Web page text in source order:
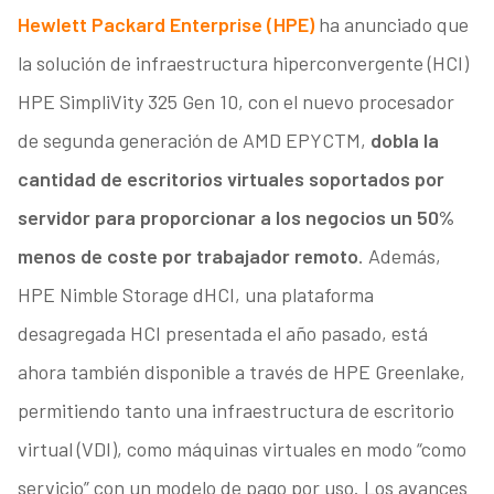
Hewlett Packard Enterprise (HPE)ha anunciado que
la solución de infraestructura hiperconvergente (HCI)
HPE SimpliVity 325 Gen 10, con el nuevo procesador
de segunda generación de AMD EPYCTM, dobla la
cantidad de escritorios virtuales soportados por
servidor para proporcionar a los negocios un 50%
menos de coste por trabajador remoto. Además,
HPE Nimble Storage dHCI, una plataforma
desagregada HCI presentada el año pasado, está
ahora también disponible a través de HPE Greenlake,
permitiendo tanto una infraestructura de escritorio
virtual (VDI), como máquinas virtuales en modo “como
servicio” con un modelo de pago por uso. Los avances